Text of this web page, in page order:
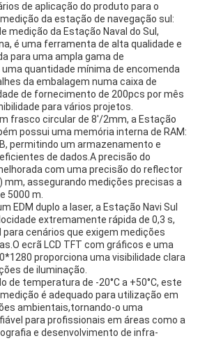
de aplicação do produto para o
da estação de navegação sul:
medição da Estação Naval do Sul,
é uma ferramenta de alta qualidade e
para uma ampla gama de
quantidade mínima de encomenda
da embalagem numa caixa de
de fornecimento de 200pcs por mês
para vários projetos.
frasco circular de 8'/2mm, a Estação
possui uma memória interna de RAM:
permitindo um armazenamento e
de dados.A precisão do
com uma precisão do reflector
mm, assegurando medições precisas a
5000 m.
EDM duplo a laser, a Estação Navi Sul
extremamente rápida de 0,3 s,
para cenários que exigem medições
ecrã LCD TFT com gráficos e uma
proporciona uma visibilidade clara
de iluminação.
de temperatura de -20°C a +50°C, este
é adequado para utilização em
ambientais,tornando-o uma
para profissionais em áreas como a
e desenvolvimento de infra-